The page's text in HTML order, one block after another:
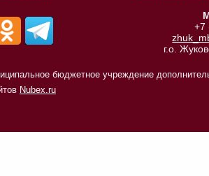
+7
г.о.
бюджетное учреждение
Nubex.ru